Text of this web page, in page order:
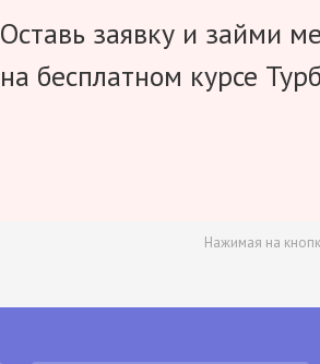
Оставь заявку и займи
на бесплатном курсе
Нажимая на